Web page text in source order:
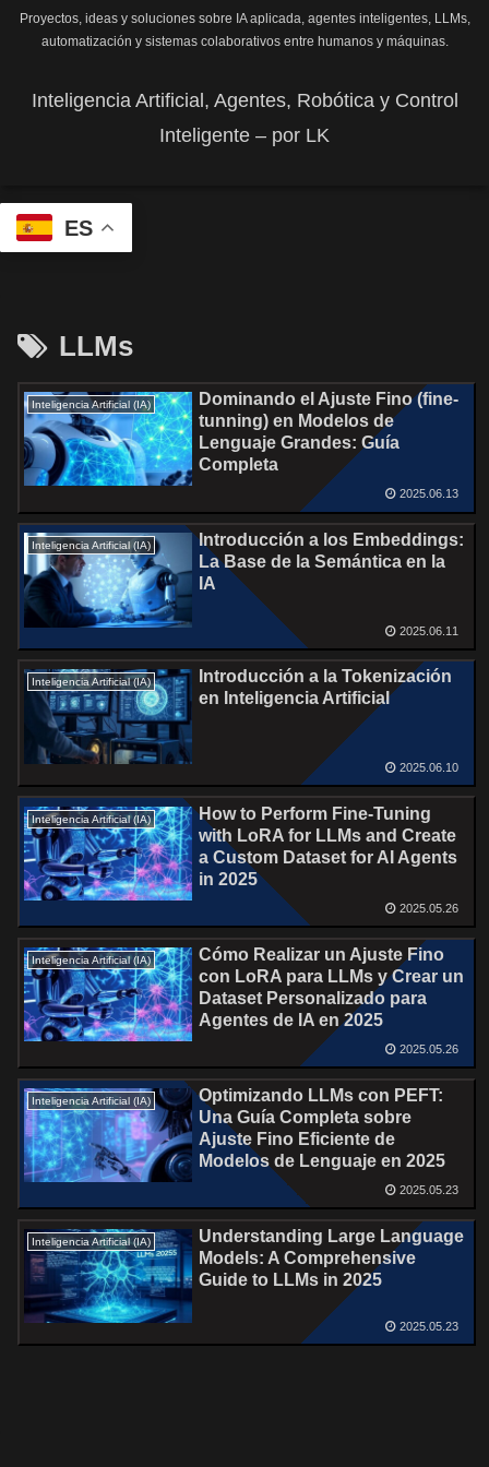
Proyectos, ideas y soluciones sobre IA aplicada, agentes inteligentes, LLMs,
automatización y sistemas colaborativos entre humanos y máquinas.
Inteligencia Artificial, Agentes, Robótica y Control
Inteligente – por LK
ES
LLMs
Inteligencia Artificial (IA)
Dominando el Ajuste Fino (fine-
tunning) en Modelos de
Lenguaje Grandes: Guía
Completa
2025.06.13
Inteligencia Artificial (IA)
Introducción a los Embeddings:
La Base de la Semántica en la
IA
2025.06.11
Inteligencia Artificial (IA)
Introducción a la Tokenización
en Inteligencia Artificial
2025.06.10
Inteligencia Artificial (IA)
How to Perform Fine-Tuning
with LoRA for LLMs and Create
a Custom Dataset for AI Agents
in 2025
2025.05.26
Inteligencia Artificial (IA)
Cómo Realizar un Ajuste Fino
con LoRA para LLMs y Crear un
Dataset Personalizado para
Agentes de IA en 2025
2025.05.26
Inteligencia Artificial (IA)
Optimizando LLMs con PEFT:
Una Guía Completa sobre
Ajuste Fino Eficiente de
Modelos de Lenguaje en 2025
2025.05.23
Inteligencia Artificial (IA)
Understanding Large Language
Models: A Comprehensive
Guide to LLMs in 2025
2025.05.23